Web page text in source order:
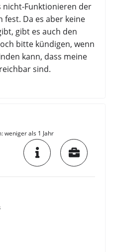
Funktionieren der
Da es aber keine
gibt es auch den
bitte kündigen, wenn
kann, dass meine
sind.
weniger als 1 Jahr